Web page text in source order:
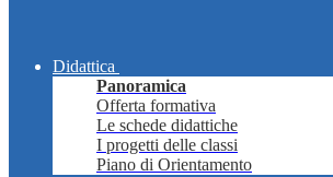
Didattica
Panoramica
Offerta formativa
Le schede didattiche
I progetti delle classi
Piano di Orientamento